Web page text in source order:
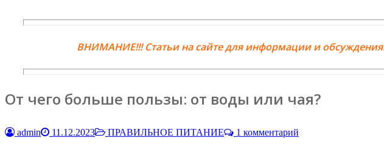
ВНИМАНИЕ!!! Статьи на сайте для информации и
От чего больше пользы: от воды или чая?
admin 11.12.2023 ПРАВИЛЬНОЕ ПИТАНИЕ 1 комментарий